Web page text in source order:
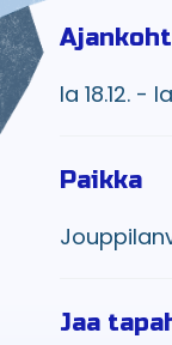
la 18.12. -
Paikka
Jaa